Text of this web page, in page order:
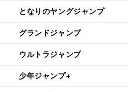
となりのヤングジャンプ
グランドジャンプ
ウルトラジャンプ
少年ジャンプ+